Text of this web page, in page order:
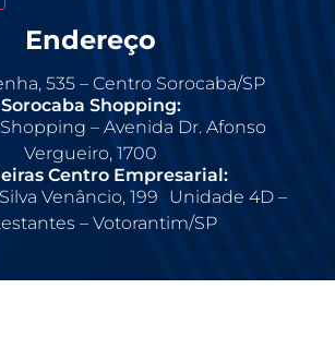
Endereço
535 – Centro Sorocaba/SP
Sorocaba Shopping:
– Avenida Dr. Afonso
Vergueiro, 1700
Centro Empresarial:
Venâncio, 199 Unidade 4D –
– Votorantim/SP